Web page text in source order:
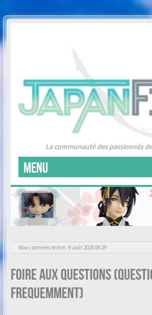
La communauté des passionnés
MENU
Nous sommes le dim. 9 août 2026 06:29
Foire aux questions
frequemment)